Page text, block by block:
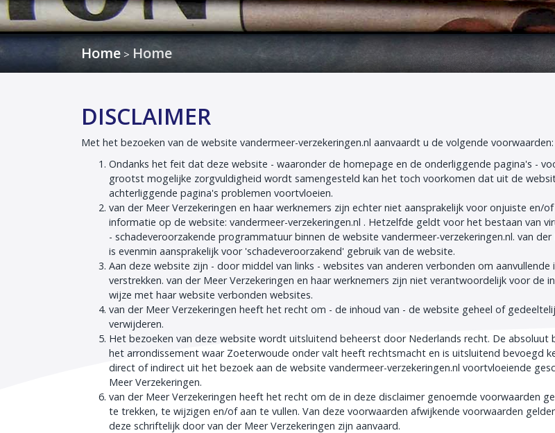
Home > Home
DISCLAIMER
Met het bezoeken van de website vandermeer-verzekeringen.nl aanvaardt u de volgende voorwaarden:
Ondanks het feit dat deze website - waaronder de homepage en de onderliggende pagina's -
grootst mogelijke zorgvuldigheid wordt samengesteld kan het toch voorkomen dat uit de
achterliggende pagina's problemen voortvloeien.
van der Meer Verzekeringen en haar werknemers zijn echter niet aansprakelijk voor onjuiste en/
informatie op de website: vandermeer-verzekeringen.nl . Hetzelfde geldt voor het bestaan van
- schadeveroorzakende programmatuur binnen de website vandermeer-verzekeringen.nl. van der
is evenmin aansprakelijk voor 'schadeveroorzakend' gebruik van de website.
Aan deze website zijn - door middel van links - websites van anderen verbonden om
verstrekken. van der Meer Verzekeringen en haar werknemers zijn niet verantwoordelijk voor de
wijze met haar website verbonden websites.
van der Meer Verzekeringen heeft het recht om - de inhoud van - de website geheel of
verwijderen.
Het bezoeken van deze website wordt uitsluitend beheerst door Nederlands recht. De absoluut
het arrondissement waar Zoeterwoude onder valt heeft rechtsmacht en is uitsluitend bevoegd
direct of indirect uit het bezoek aan de website vandermeer-verzekeringen.nl voortvloeiende
Meer Verzekeringen.
van der Meer Verzekeringen heeft het recht om de in deze disclaimer genoemde voorwaarden
te trekken, te wijzigen en/of aan te vullen. Van deze voorwaarden afwijkende voorwaarden
deze schriftelijk door van der Meer Verzekeringen zijn aanvaard.